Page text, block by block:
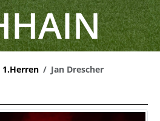
1.Herren Jan Drescher